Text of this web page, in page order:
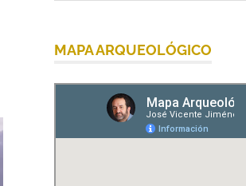
MAPA ARQUEOLÓGICO